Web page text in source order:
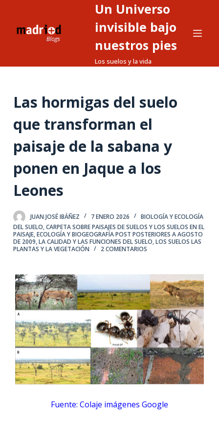
o
n
o
Un Universo
invisible bajo
nuestros pies
Los suelos y la vida
Las hormigas del suelo
que transforman el
paisaje de la sabana y
ponen en Jaque a los
Leones
JUAN JOSÉ IBÁÑEZ 7 ENERO 2026
BIOLOGÍA Y ECOLOGÍA
DEL SUELO,CARPETA SOBRE PAISAJES DE SUELOS Y LOS SUELOS EN EL
PAISAJE,ECOLOGÍA Y BIOGEOGRAFÍA POST POSTERIORES A AGOSTO
DE 2009,LA CALIDAD Y LAS FUNCIONES DEL SUELO,LOS SUELOS LAS
PLANTAS Y LA VEGETACIÓN
2 COMENTARIOS
Fuente: Colaje imágenes Google